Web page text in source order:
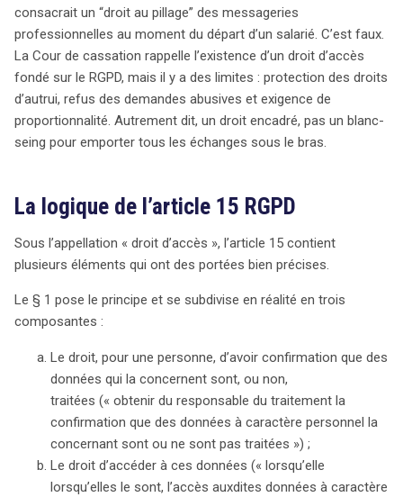
Un récent arrêt de la Cour de cassation a suscité des
débats autour du prétendu « droit au pillage » des
messageries professionnelles par les employés lors de
leur départ. Cette interprétation est erronée. La Cour
rappelle que le droit d’accès prévu par le RGPD a des
limites strictes, visant à protéger les droits d’autrui et à
éviter les demandes abusives. L’article 15 du RGPD
recevoir des informations sur les modalités de ce
professionnels n’est pas absolu. La Cour précise que les
employeurs peuvent refuser la communication de
certaines données si cela porte atteinte aux droits
d’autres personnes, comme la protection des secrets
d’accès ne s’étend pas à la demande de copies de
documents entiers, mais concerne les données
pertinentes. Les entreprises peuvent également rejeter
les demandes manifestement infondées ou excessives.
Enfin, le RGPD exige une approche équilibrée face aux
conflits de droits. Ainsi, l’exercice du droit d’accès doit
se faire dans le respect des droits et libertés d’autrui,
consacrait un “droit au pillage” des messageries
professionnelles au moment du départ d’un salarié. C’est faux.
La Cour de cassation rappelle l’existence d’un droit d’accès
fondé sur le RGPD, mais il y a des limites : protection des droits
d’autrui, refus des demandes abusives et exigence de
proportionnalité. Autrement dit, un droit encadré, pas un blanc-
seing pour emporter tous les échanges sous le bras.
La logique de l’article 15 RGPD
Sous l’appellation « droit d’accès », l’article 15 contient
plusieurs éléments qui ont des portées bien précises.
Le § 1 pose le principe et se subdivise en réalité en trois
composantes :
Le droit, pour une personne, d’avoir confirmation que des
données qui la concernent sont, ou non,
traitées (« obtenir du responsable du traitement la
confirmation que des données à caractère personnel la
concernant sont ou ne sont pas traitées ») ;
Le droit d’accéder à ces données (« lorsqu’elle
lorsqu’elles le sont, l’accès auxdites données à caractère